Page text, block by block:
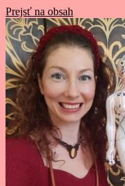
Prejsť na obsah